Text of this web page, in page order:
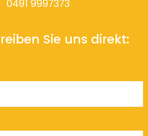
0491 9997373
Sie uns direkt: